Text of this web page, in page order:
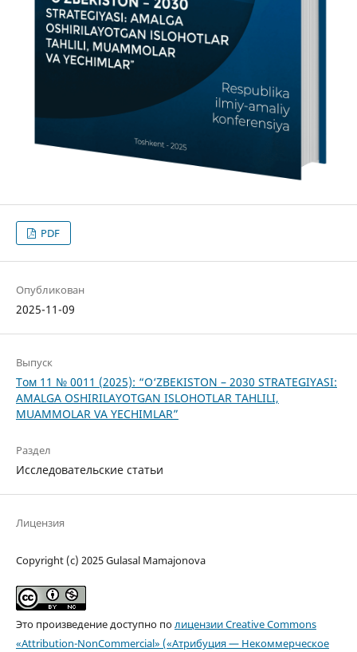
PDF
Опубликован
2025-11-09
Выпуск
Том 11 № 0011 (2025): “O‘ZBEKISTON – 2030 STRATEGIYASI:
AMALGA OSHIRILAYOTGAN ISLOHOTLAR TAHLILI,
MUAMMOLAR VA YECHIMLAR”
Раздел
Исследовательские статьи
Лицензия
Copyright (c) 2025 Gulasal Mamajonova
Это произведение доступно полицензии Creative Commons
«Attribution-NonCommercial» («Атрибуция — Некоммерческое